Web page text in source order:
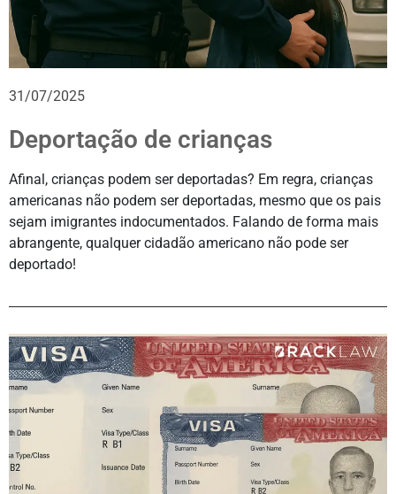
31/07/2025
Deportação de crianças
Afinal, crianças podem ser deportadas? Em regra, crianças
americanas não podem ser deportadas, mesmo que os pais
sejam imigrantes indocumentados. Falando de forma mais
abrangente, qualquer cidadão americano não pode ser
deportado!